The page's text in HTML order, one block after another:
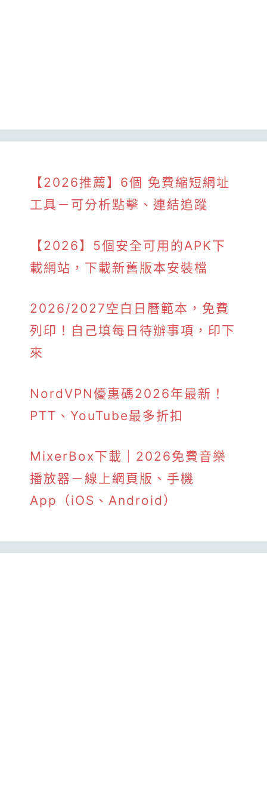
【2026推薦】6個 免費縮短網址
工具－可分析點擊、連結追蹤
【2026】5個安全可用的APK下
載網站，下載新舊版本安裝檔
2026/2027空白日曆範本，免費
列印！自己填每日待辦事項，印下
來
NordVPN優惠碼2026年最新！
PTT、YouTube最多折扣
MixerBox下載｜2026免費音樂
播放器－線上網頁版、手機
App（iOS、Android）